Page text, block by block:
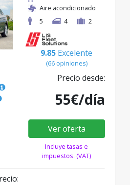
Aire acondicionado
5
4 2
9.85 Excelente
(66 opiniones)
Precio desde:
55€/día
Ver oferta
Incluye tasas e
impuestos. (VAT)